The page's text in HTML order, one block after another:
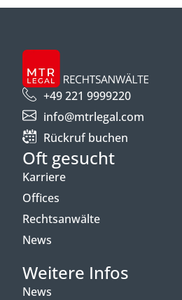
+49 221 9999220
info@mtrlegal.com
Rückruf buchen
Oft gesucht
Karriere
Offices
Rechtsanwälte
News
Weitere Infos
News